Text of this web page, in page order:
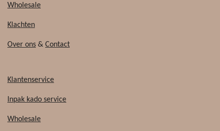
Wholesale
Klachten
Over ons & Contact
Klantenservice
Inpak kado service
Wholesale